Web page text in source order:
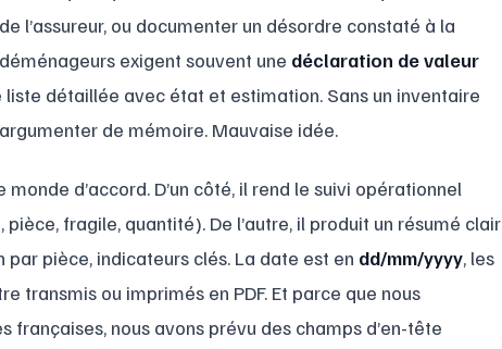
l’assureur, ou documenter un désordre constaté à la
exigent souvent une déclaration de valeur
liste détaillée avec état et estimation. Sans un inventaire
de mémoire. Mauvaise idée.
d’accord. D’un côté, il rend le suivi opérationnel
fragile, quantité). De l’autre, il produit un résumé clair
pièce, indicateurs clés. La date est en dd/mm/yyyy, les
transmis ou imprimés en PDF. Et parce que nous
françaises, nous avons prévu des champs d’en-tête